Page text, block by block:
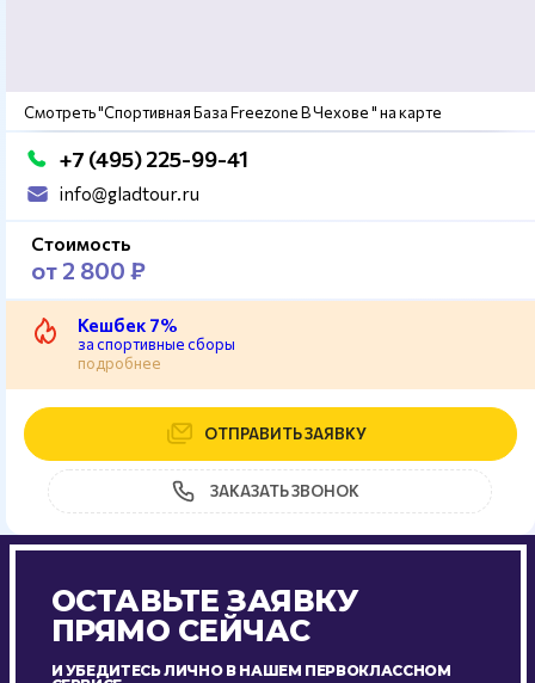
Смотреть "Спортивная База Freezone В Чехове " на карте
+7 (495) 225-99-41
info@gladtour.ru
Стоимость
от 2 800 ₽
Кешбек 7%
за спортивные сборы
подробнее
ОТПРАВИТЬ ЗАЯВКУ
ЗАКАЗАТЬ ЗВОНОК
ОСТАВЬТЕ ЗАЯВКУ
ПРЯМО СЕЙЧАС
И УБЕДИТЕСЬ ЛИЧНО В НАШЕМ ПЕРВОКЛАССНОМ